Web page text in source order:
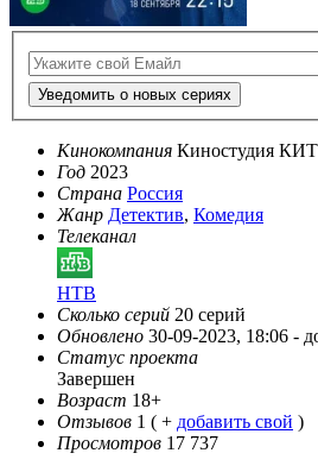
Уведомить о новых сериях
Кинокомпания Киностудия КИТ
Год 2023
Страна Россия
Жанр Детектив, Комедия
Телеканал
НТВ
Сколько серий 20 серий
Обновлено 30-09-2023, 18:06 -
Статус проекта
Завершен
Возраст 18+
Отзывов 1 ( + добавить свой )
Просмотров 17 737